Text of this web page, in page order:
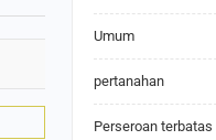
Umum
pertanahan
Perseroan terbatas